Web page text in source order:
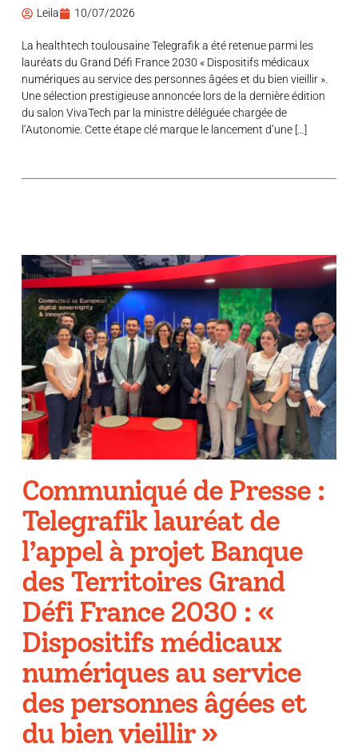
Leila 10/07/2026
La healthtech toulousaine Telegrafik a été retenue parmi les
lauréats du Grand Défi France 2030 « Dispositifs médicaux
numériques au service des personnes âgées et du bien vieillir ».
Une sélection prestigieuse annoncée lors de la dernière édition
du salon VivaTech par la ministre déléguée chargée de
l’Autonomie. Cette étape clé marque le lancement d’une […]
Communiqué de Presse :
Telegrafik lauréat de
l’appel à projet Banque
des Territoires Grand
Défi France 2030 : «
Dispositifs médicaux
numériques au service
des personnes âgées et
du bien vieillir »